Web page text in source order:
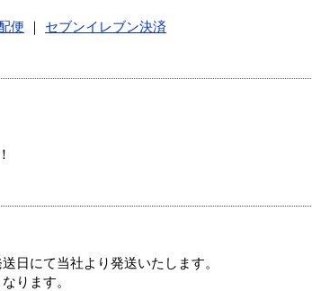
便
セブンイレブン決済
日にて当社より発送いたします。
ります。